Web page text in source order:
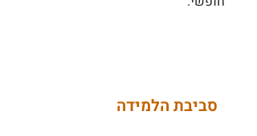
סביבת הלמידה